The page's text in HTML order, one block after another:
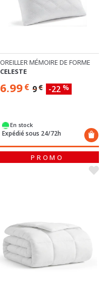
OREILLER MÉMOIRE DE FORME
CELESTE
6.99€ 9€ -22 %
En stock
Expédié sous 24/72h
PROMO